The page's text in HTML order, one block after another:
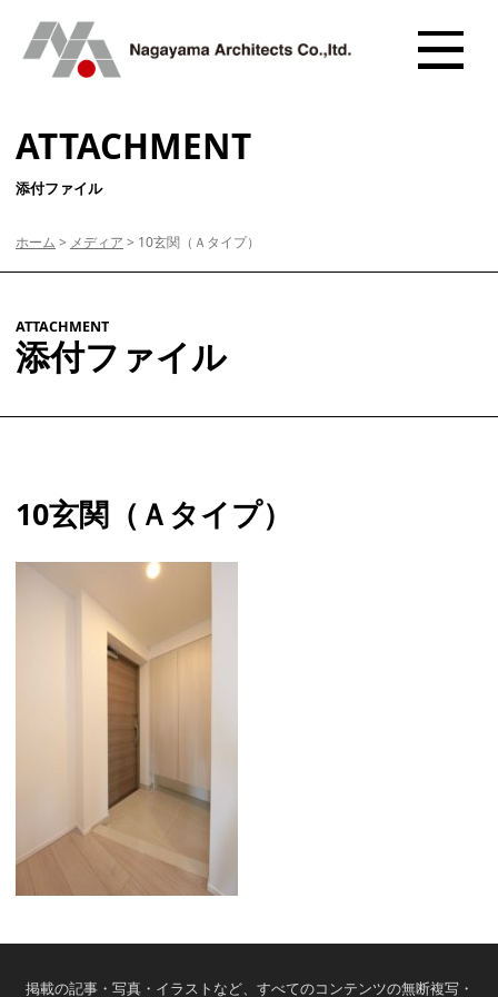
ATTACHMENT
添付ファイル
ホーム > メディア > 10玄関（Ａタイプ）
ATTACHMENT
添付ファイル
10玄関（Ａタイプ）
掲載の記事・写真・イラストなど、すべてのコンテンツの無断複写・